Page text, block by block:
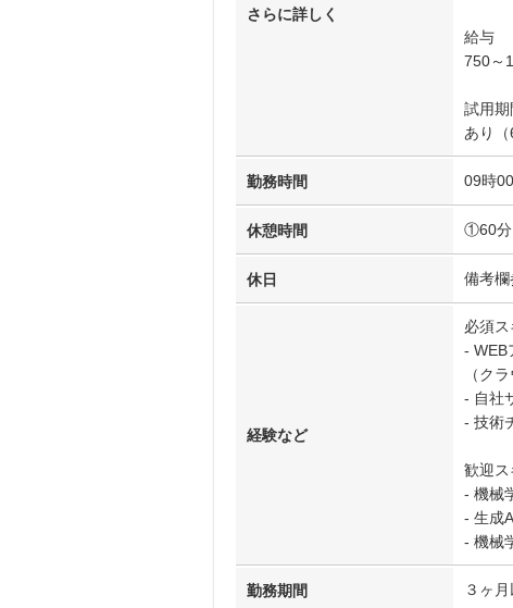
さらに詳しく
給与
750～
試用期
あり
勤務時間 09時
休憩時間 ①60分
休日 備考欄
経験など
必須
- WEB
（ク
- 自社
- 技術
歓迎ス
- 機械
- 生成
- 機械
勤務期間 ３ヶ